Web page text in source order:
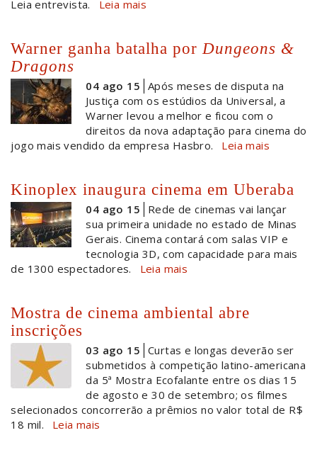
Leia entrevista.
Leia mais
Warner ganha batalha por Dungeons &
Dragons
04 ago 15 Após meses de disputa na
Justiça com os estúdios da Universal, a
Warner levou a melhor e ficou com o
direitos da nova adaptação para cinema do
jogo mais vendido da empresa Hasbro.
Leia mais
Kinoplex inaugura cinema em Uberaba
04 ago 15
Rede de cinemas vai lançar
sua primeira unidade no estado de Minas
Gerais. Cinema contará com salas VIP e
tecnologia 3D, com capacidade para mais
de 1300 espectadores.
Leia mais
Mostra de cinema ambiental abre
inscrições
03 ago 15 Curtas e longas deverão ser
submetidos à competição latino-americana
da 5ª Mostra Ecofalante entre os dias 15
de agosto e 30 de setembro; os filmes
selecionados concorrerão a prêmios no valor total de R$
18 mil.
Leia mais